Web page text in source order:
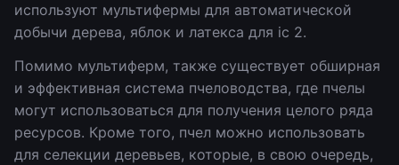
используют мультифермы для автоматической
добычи дерева, яблок и латекса для ic 2.
Помимо мультиферм, также существует обширная
и эффективная система пчеловодства, где пчелы
могут использоваться для получения целого ряда
ресурсов. Кроме того, пчел можно использовать
для селекции деревьев, которые, в свою очередь,